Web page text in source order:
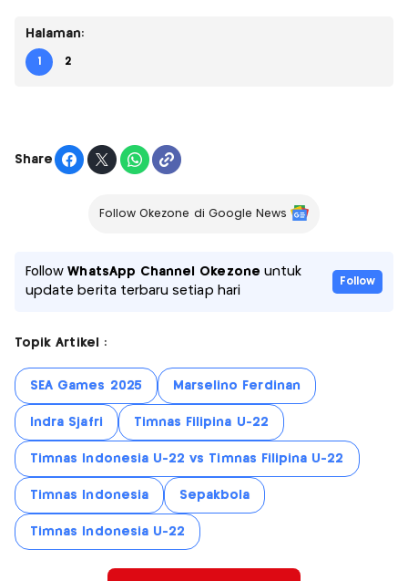
Halaman:
1 2
Share
Follow Okezone di Google News
FollowWhatsApp Channel Okezone untuk
update berita terbaru setiap hari
Follow
Topik Artikel :
SEA Games 2025 Marselino Ferdinan
Indra Sjafri Timnas Filipina U-22
Timnas Indonesia U-22 vs Timnas Filipina U-22
Timnas Indonesia Sepakbola
Timnas Indonesia U-22